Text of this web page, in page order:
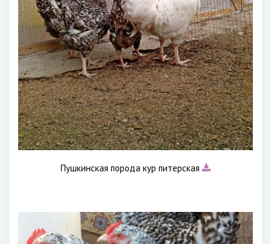
Пушкинская порода кур питерская